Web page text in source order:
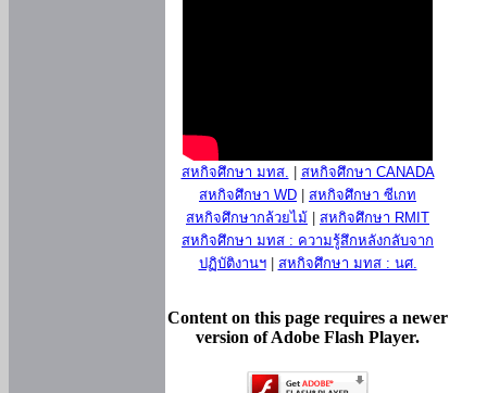
สหกิจศึกษา มทส.
สหกิจศึกษา CANADA
สหกิจศึกษา WD
สหกิจศึกษา ซีเกท
สหกิจศึกษากล้วยไม้
สหกิจศึกษา RMIT
สหกิจศึกษา มทส : ความรู้สึกหลังกลับจาก
ปฏิบัติงานฯ| สหกิจศึกษา มทส : นศ.
Content on this page requires a newer
version of Adobe Flash Player.